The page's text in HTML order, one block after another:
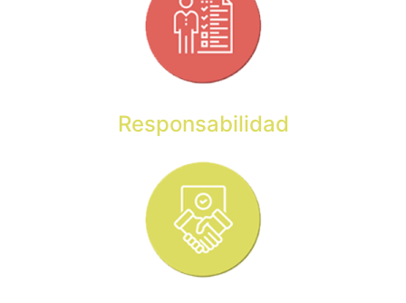
Responsabilidad